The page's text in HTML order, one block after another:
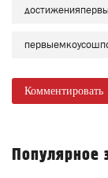
Комментировать
Популярное